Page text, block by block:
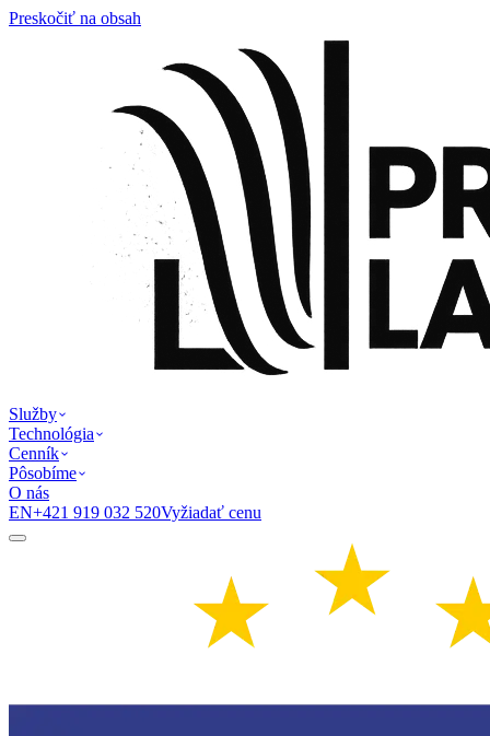
Preskočiť na obsah
Služby
Technológia
Cenník
Pôsobíme
O nás
EN+421 919 032 520Vyžiadať cenu